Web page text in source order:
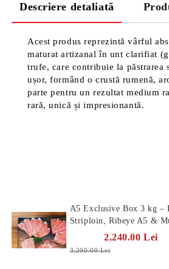
Descriere detaliată
Acest produs reprezintă vârful
maturat artizanal în unt clarifiat
trufe, care contribuie la păstrarea
ușor, formând o crustă rumenă,
parte pentru un rezultat medium
rară, unică și impresionantă.
A5 Exclusive Box 3 kg –
Striploin, Ribeye A5 &
2,240.00 Lei
3,200.00 Lei